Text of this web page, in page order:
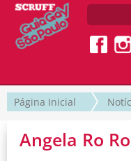
Página Inicial
Angela Ro